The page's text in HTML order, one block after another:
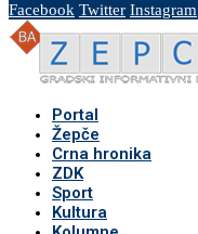
Facebook Twitter Instagram
Portal
Žepče
Crna hronika
ZDK
Sport
Kultura